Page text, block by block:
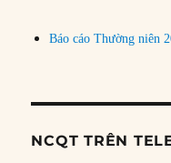
Báo cáo Thường niên
NCQT TRÊN